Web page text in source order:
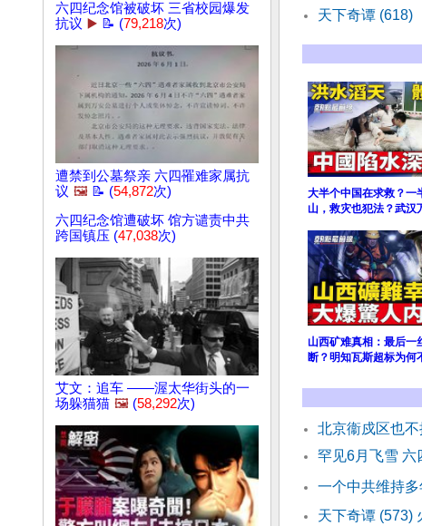
六四纪念馆被破坏 三省校园爆发
抗议 ▶️ 📝 (79,218次)
遭禁到公墓祭亲 六四罹难家属抗
议 🖼️ 📝 (54,872次)
六四纪念馆遭破坏 馆方谴责中共
跨国镇压 (47,038次)
艾文：追车 ——渥太华街头的一
场躲猫猫 🖼️ (58,292次)
天下奇谭 (618)
大半个中国在求救？一
山，救灾也犯法？武汉
山西矿难真相：最后一
断？明知瓦斯超标为何
北京衞戍区也不
罕见6月飞雪 六
一个中共维持
天下奇谭 (573)